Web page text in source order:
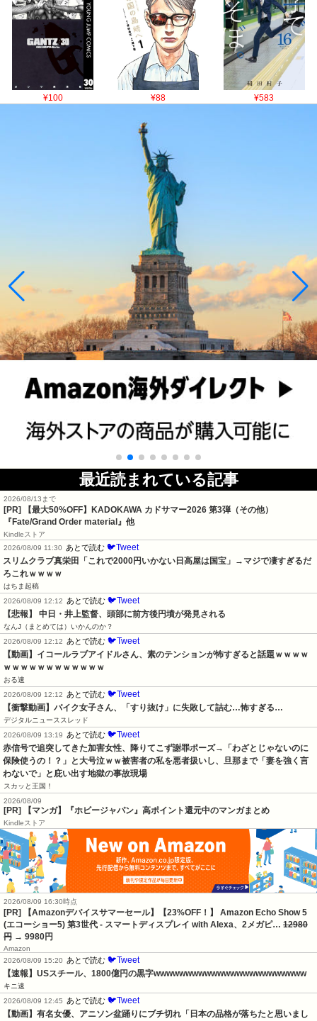
¥100 ¥88 ¥583
最近読まれている記事
2026/08/13まで
[PR]
【最大50%OFF】KADOKAWA カドサマー2026 第3弾（その他）
『Fate/Grand Order material』他
Kindleストア
2026/08/09 11:30
あとで読む 🐦Tweet
スリムクラブ真栄田「これで2000円いかない日高屋は国宝」→マジで凄すぎるだ
ろこれｗｗｗｗ
はちま起稿
2026/08/09 12:12
あとで読む 🐦Tweet
【悲報】 中日・井上監督、頭部に前方後円墳が発見される
なんJ（まとめては）いかんのか？
2026/08/09 12:12
あとで読む 🐦Tweet
【動画】イコールラブアイドルさん、素のテンションが怖すぎると話題ｗｗｗｗ
ｗｗｗｗｗｗｗｗｗｗｗｗ
おる速
2026/08/09 12:12
あとで読む 🐦Tweet
【衝撃動画】バイク女子さん、「すり抜け」に失敗して詰む…怖すぎる…
デジタルニューススレッド
2026/08/09 13:19
あとで読む 🐦Tweet
赤信号で追突してきた加害女性、降りてこず謝罪ポーズ→「わざとじゃないのに
保険使うの！？」と大号泣ｗｗ被害者の私を悪者扱いし、旦那まで「妻を強く言
わないで」と庇い出す地獄の事故現場
スカッと王国！
2026/08/09
[PR] 【マンガ】『ホビージャパン』高ポイント還元中のマンガまとめ
Kindleストア
2026/08/09 16:30時点
[PR] 【Amazonデバイスサマーセール】【23%OFF！】 Amazon Echo Show 5
(エコーショー5) 第3世代 - スマートディスプレイ with Alexa、2メガピ… 12980
円 → 9980円
Amazon
2026/08/09 15:20
あとで読む 🐦Tweet
【速報】USスチール、1800億円の黒字wwwwwwwwwwwwwwwwwwwwwwww
キニ速
2026/08/09 12:45
あとで読む 🐦Tweet
【動画】有名女優、アニソン盆踊りにブチ切れ「日本の品格が落ちたと思いまし